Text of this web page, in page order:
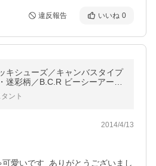
違反報告 いいね 0
キシューズ／キャンバスタイプ
迷彩柄／B.C.R ビーシーアール
ント
2014/4/13
愛いです  ありがとうございまし